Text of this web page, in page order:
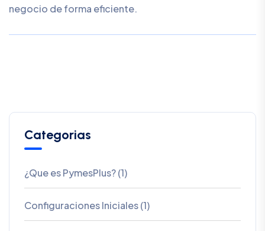
negocio de forma eficiente.
Categorias
¿Que es PymesPlus? (1)
Configuraciones Iniciales (1)